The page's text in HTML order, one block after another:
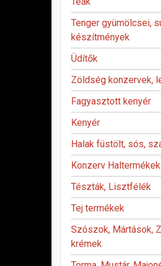
Tenger gyümölcsei,
készítmények
Üdítők
Zöldség konzervek,
Fagyasztott kenyér
Kenyér
Halak füstölt, sós,
Konzerv Haltermékek
Tészták, Lisztfélék
Tej termékek
Szószok, Mártások,
krémek